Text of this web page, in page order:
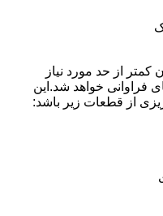
از حد مورد نیاز
فراوانی خواهد شد.این
از قطعات زیر باشد: